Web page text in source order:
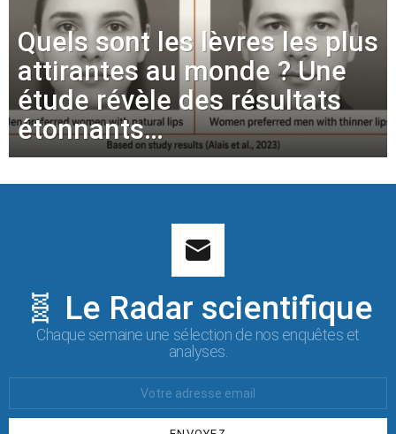
Quels sont les lèvres les plus
attirantes au monde ? Une
étude révèle des résultats
étonnants…
🧬 Le Radar scientifique
Chaque semaine une sélection de nos enquêtes et
analyses.
: